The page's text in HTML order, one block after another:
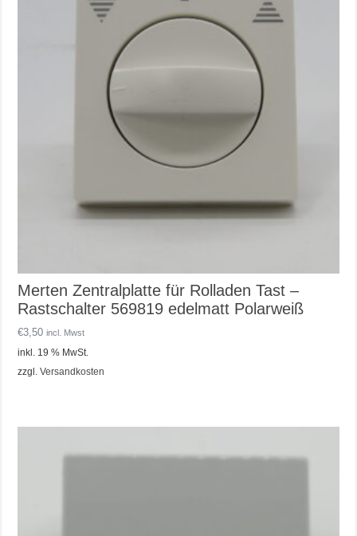
Merten Zentralplatte für Rolladen Tast –
Rastschalter 569819 edelmatt Polarweiß
€3,50 incl. Mwst
inkl. 19 % MwSt.
zzgl.Versandkosten